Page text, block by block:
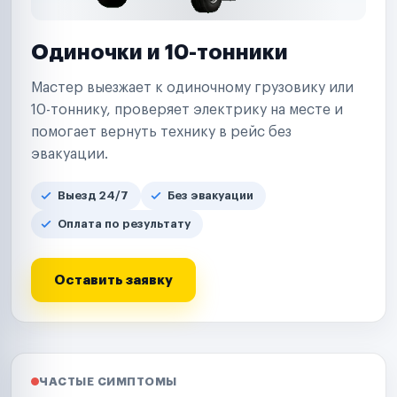
Одиночки и 10-тонники
Мастер выезжает к одиночному грузовику или
10-тоннику, проверяет электрику на месте и
помогает вернуть технику в рейс без
эвакуации.
Выезд 24/7 Без эвакуации
Оплата по результату
Оставить заявку
ЧАСТЫЕ СИМПТОМЫ